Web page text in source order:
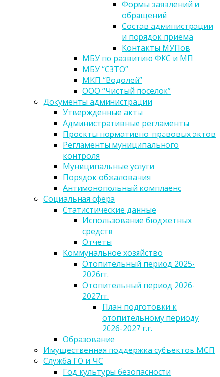
Формы заявлений и
обращений
Состав администрации
и порядок приема
Контакты МУПов
МБУ по развитию ФКС и МП
МБУ “СЗТО”
МКП “Водолей”
ООО “Чистый поселок”
Документы администрации
Утвержденные акты
Административные регламенты
Проекты нормативно-правовых актов
Регламенты муниципального
контроля
Муниципальные услуги
Порядок обжалования
Антимонопольный комплаенс
Социальная сфера
Статистические данные
Использование бюджетных
средств
Отчеты
Коммунальное хозяйство
Отопительный период 2025-
2026гг.
Отопительный период 2026-
2027гг.
План подготовки к
отопительному периоду
2026-2027 г.г.
Образование
Имущественная поддержка субъектов МСП
Служба ГО и ЧС
Год культуры безопасности